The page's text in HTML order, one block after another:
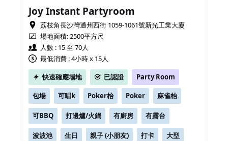
Joy Instant Partyroom
荔枝角長沙灣通州西街 1059-1061號新光工業大廈
場地面積:2500平方尺
人數 : 15 至 70人
最低消費 : 4小時 x 15人
快速確應場地
已認證 Party Room
包場 可唱k Poker枱 Poker 麻雀枱
可BBQ 打邊爐/火鍋 有廚房 有露台
波波池 生日 親子 (小朋友) 打卡 大型